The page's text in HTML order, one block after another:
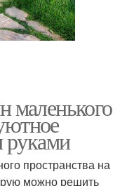
руками
пространства на
можно решить